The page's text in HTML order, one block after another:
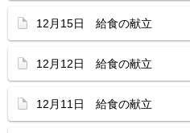
12月15日 給食の献立
12月12日 給食の献立
12月11日 給食の献立